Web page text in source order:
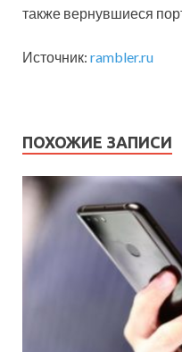
также вернувшиеся
Источник: rambler.ru
ПОХОЖИЕ ЗАПИСИ